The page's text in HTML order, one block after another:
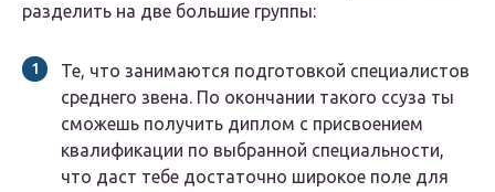
разделить на две большие группы:
Те, что занимаются подготовкой специалистов
среднего звена. По окончании такого ссуза ты
сможешь получить диплом с присвоением
квалификации по выбранной специальности,
что даст тебе достаточно широкое поле для